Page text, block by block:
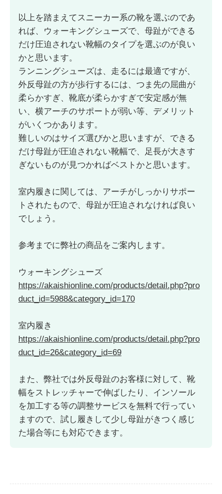
以上を踏まえてスニーカー系の靴を選ぶのであ
れば、ウォーキングシューズで、母趾ができる
だけ圧迫されない靴幅のタイプを選ぶのが良い
かと思います。
ランニングシューズは、走るには最適ですが、
外反母趾の方が歩行するには、つま先の屈曲が
柔らかすぎ、靴底が柔らかすぎで安定感が無
い、横アーチのサポートが弱い等、デメリット
がいくつかあります。
難しいのはサイズ選びかと思いますが、できる
だけ母趾が圧迫されない靴幅で、足長が大きす
ぎないものが見つかればベストかと思います。
室内履きに関しては、アーチがしっかりサポー
トされたもので、母趾が圧迫されなければ良い
でしょう。
参考までに弊社の商品をご案内します。
ウォーキングシューズ
https://akaishionline.com/products/detail.php?pro
duct_id=5988&category_id=170
室内履き
https://akaishionline.com/products/detail.php?pro
duct_id=26&category_id=69
また、弊社では外反母趾のお客様に対して、靴
幅をストレッチャーで伸ばしたり、インソール
を加工する等の調整サービスを無料で行ってい
ますので、試し履きして少し母趾がきつく感じ
た場合等にも対応できます。